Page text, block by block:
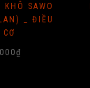
KHÔ SAWO
_ ĐIỀU
₫